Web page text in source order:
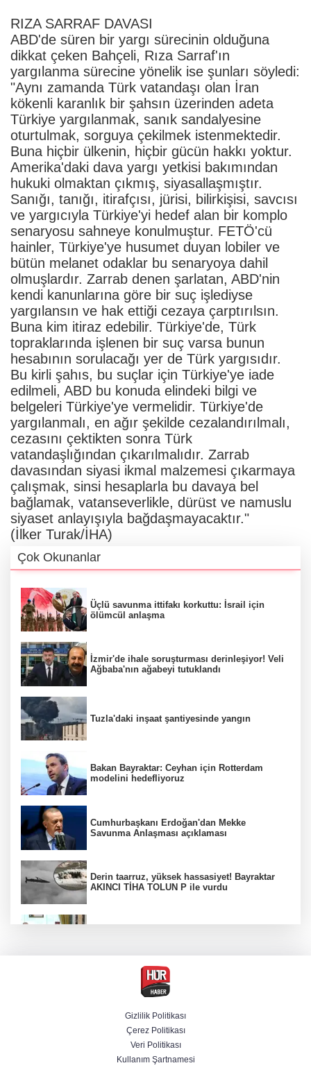
RIZA SARRAF DAVASI
ABD'de süren bir yargı sürecinin olduğuna
dikkat çeken Bahçeli, Rıza Sarraf'ın
yargılanma sürecine yönelik ise şunları söyledi:
"Aynı zamanda Türk vatandaşı olan İran
kökenli karanlık bir şahsın üzerinden adeta
Türkiye yargılanmak, sanık sandalyesine
oturtulmak, sorguya çekilmek istenmektedir.
Buna hiçbir ülkenin, hiçbir gücün hakkı yoktur.
Amerika'daki dava yargı yetkisi bakımından
hukuki olmaktan çıkmış, siyasallaşmıştır.
Sanığı, tanığı, itirafçısı, jürisi, bilirkişisi, savcısı
ve yargıcıyla Türkiye'yi hedef alan bir komplo
senaryosu sahneye konulmuştur. FETÖ'cü
hainler, Türkiye'ye husumet duyan lobiler ve
bütün melanet odaklar bu senaryoya dahil
olmuşlardır. Zarrab denen şarlatan, ABD'nin
kendi kanunlarına göre bir suç işlediyse
yargılansın ve hak ettiği cezaya çarptırılsın.
Buna kim itiraz edebilir. Türkiye'de, Türk
topraklarında işlenen bir suç varsa bunun
hesabının sorulacağı yer de Türk yargısıdır.
Bu kirli şahıs, bu suçlar için Türkiye'ye iade
edilmeli, ABD bu konuda elindeki bilgi ve
belgeleri Türkiye'ye vermelidir. Türkiye'de
yargılanmalı, en ağır şekilde cezalandırılmalı,
cezasını çektikten sonra Türk
vatandaşlığından çıkarılmalıdır. Zarrab
davasından siyasi ikmal malzemesi çıkarmaya
çalışmak, sinsi hesaplarla bu davaya bel
bağlamak, vatanseverlikle, dürüst ve namuslu
siyaset anlayışıyla bağdaşmayacaktır."
(İlker Turak/İHA)
Çok Okunanlar
Üçlü savunma ittifakı korkuttu: İsrail için
ölümcül anlaşma
İzmir'de ihale soruşturması derinleşiyor! Veli
Ağbaba'nın ağabeyi tutuklandı
Tuzla'daki inşaat şantiyesinde yangın
Bakan Bayraktar: Ceyhan için Rotterdam
modelini hedefliyoruz
Cumhurbaşkanı Erdoğan'dan Mekke
Savunma Anlaşması açıklaması
Derin taarruz, yüksek hassasiyet! Bayraktar
AKINCI TİHA TOLUN P ile vurdu
Ankara'da "değnekçilik" operasyonu: 10
BM'nin teklifine Türk tarafından kabul,
Rumlardan ret
Gizlilik Politikası
Çerez Politikası
Veri Politikası
Kullanım Şartnamesi